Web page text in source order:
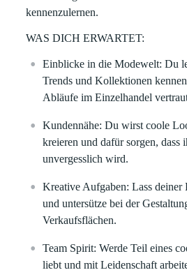
kennenzulernen.
WAS DICH ERWARTET:
Einblicke in die Modewelt:Du
Trends und Kollektionen
Abläufe im Einzelhandel
Kundennähe:Du wirst coole
kreieren und dafür sorgen, dass
unvergesslich wird.
Kreative Aufgaben: Lass
und untersütze bei der
Verkaufsflächen.
Team Spirit: Werde Teil eines
liebt und mit Leidenschaft